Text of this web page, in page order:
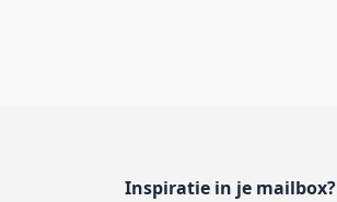
Inspiratie in je mailbox?